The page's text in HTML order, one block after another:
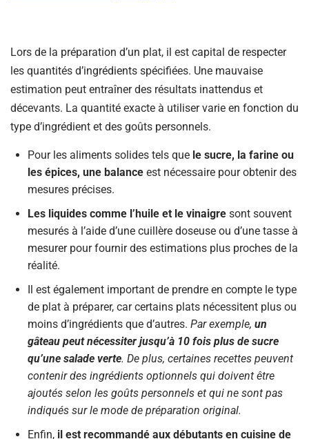
Lors de la préparation d’un plat, il est capital de respecter
les quantités d’ingrédients spécifiées. Une mauvaise
estimation peut entraîner des résultats inattendus et
décevants. La quantité exacte à utiliser varie en fonction du
type d’ingrédient et des goûts personnels.
Pour les aliments solides tels que le sucre, la farine ou
les épices, une balance est nécessaire pour obtenir des
mesures précises.
Les liquides comme l’huile et le vinaigre sont souvent
mesurés à l’aide d’une cuillère doseuse ou d’une tasse à
mesurer pour fournir des estimations plus proches de la
réalité.
Il est également important de prendre en compte le type
de plat à préparer, car certains plats nécessitent plus ou
moins d’ingrédients que d’autres. Par exemple, un
gâteau peut nécessiter jusqu’à 10 fois plus de sucre
qu’une salade verte. De plus, certaines recettes peuvent
contenir des ingrédients optionnels qui doivent être
ajoutés selon les goûts personnels et qui ne sont pas
indiqués sur le mode de préparation original.
Enfin, il est recommandé aux débutants en cuisine de